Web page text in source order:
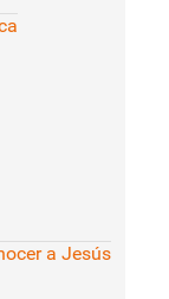
a Jesús